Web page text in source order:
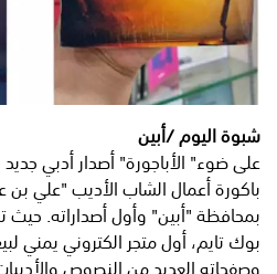
شبوة اليوم /أبين
على ضوء" الأباجورة" أصدار أدبي
باكورة أعمال الشاب الأديب "علي بن
بمحافظة "أبين" وأول أصداراته.
بوك تايم، أول متجر الكتروني يمني